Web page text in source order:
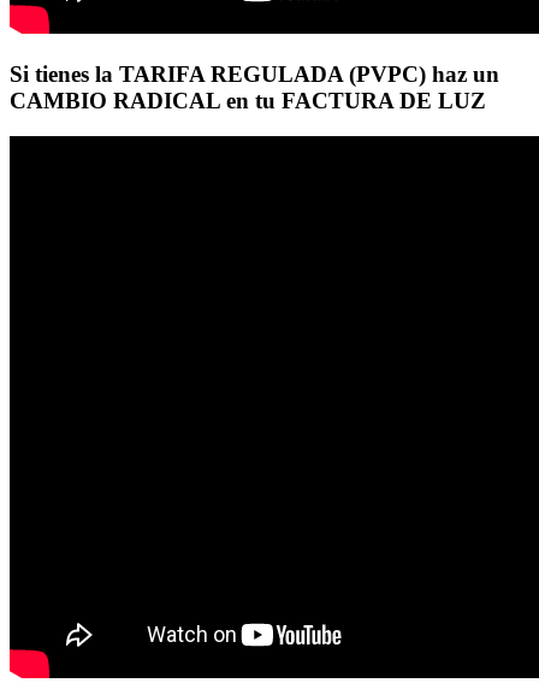
Si tienes la TARIFA REGULADA (PVPC) haz un
CAMBIO RADICAL en tu FACTURA DE LUZ